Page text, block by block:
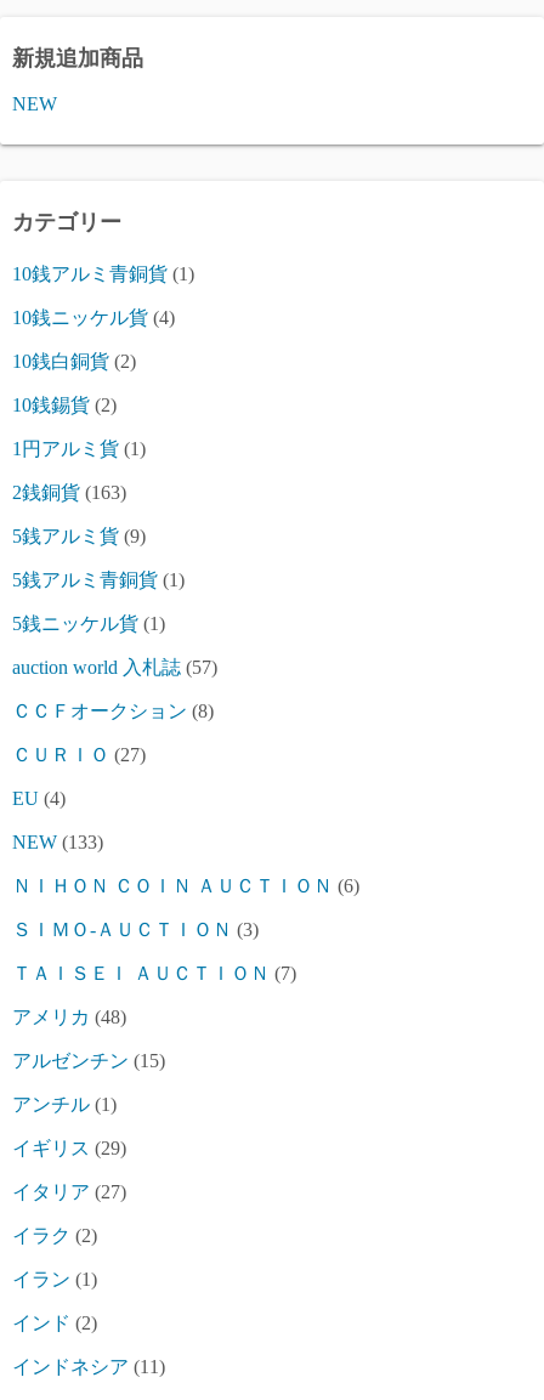
新規追加商品
NEW
カテゴリー
10銭アルミ青銅貨 (1)
10銭ニッケル貨 (4)
10銭白銅貨 (2)
10銭錫貨 (2)
1円アルミ貨 (1)
2銭銅貨 (163)
5銭アルミ貨 (9)
5銭アルミ青銅貨 (1)
5銭ニッケル貨 (1)
auction world 入札誌 (57)
ＣＣＦオークション (8)
ＣＵＲＩＯ (27)
EU (4)
NEW (133)
ＮＩＨＯＮ ＣＯＩＮ ＡＵＣＴＩＯＮ (6)
ＳＩＭＯ-ＡＵＣＴＩＯＮ (3)
ＴＡＩＳＥＩ ＡＵＣＴＩＯＮ (7)
アメリカ (48)
アルゼンチン (15)
アンチル (1)
イギリス (29)
イタリア (27)
イラク (2)
イラン (1)
インド (2)
インドネシア (11)